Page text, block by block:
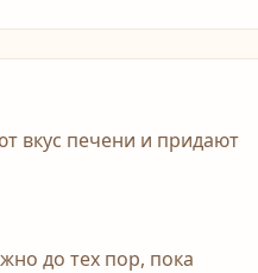
вкус печени и придают
до тех пор, пока